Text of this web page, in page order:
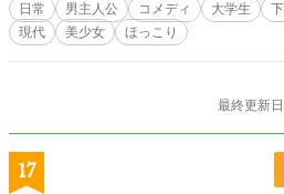
日常 男主人公 コメディ 大学生
現代
美少女 ほっこり
最終更新
17